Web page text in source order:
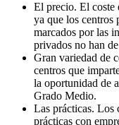
El precio. El coste
ya que los centros
marcados por las
privados no han
Gran variedad de
centros que
la oportunidad de
Grado Medio.
Las prácticas. Los
prácticas con